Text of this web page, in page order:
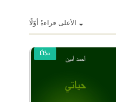
الأعلى قراءةً أوّلًا
مجّانًا